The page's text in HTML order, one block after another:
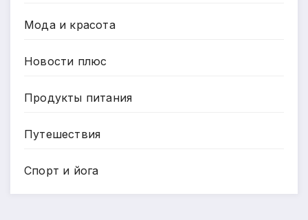
Мода и красота
Новости плюс
Продукты питания
Путешествия
Спорт и йога